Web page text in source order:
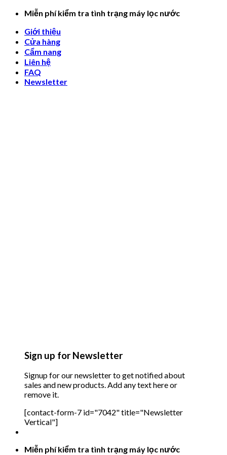
Skip
content
Miễn phí kiểm tra tình trạng máy lọc nước
Giới thiệu
Cửa hàng
Cẩm nang
Liên hệ
FAQ
Newsletter
Sign up for Newsletter
Signup for our newsletter to get notified about
sales and new products. Add any text here or
remove it.
[contact-form-7 id="7042" title="Newsletter
Vertical"]
Miễn phí kiểm tra tình trạng máy lọc nước